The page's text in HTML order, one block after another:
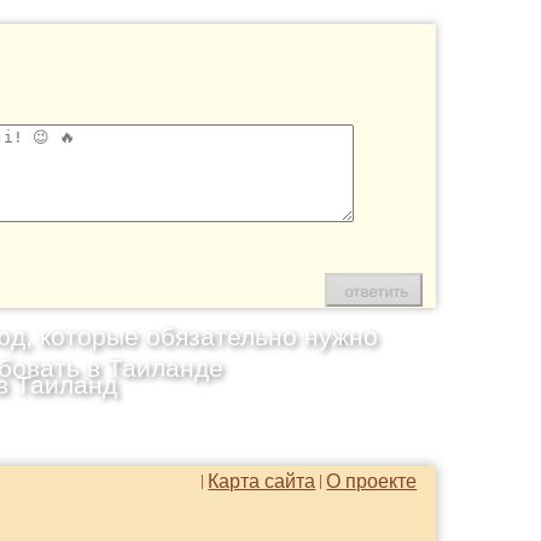
которые обязательно нужно
в Таиланде
Таиланд
О проекте
Карта сайта